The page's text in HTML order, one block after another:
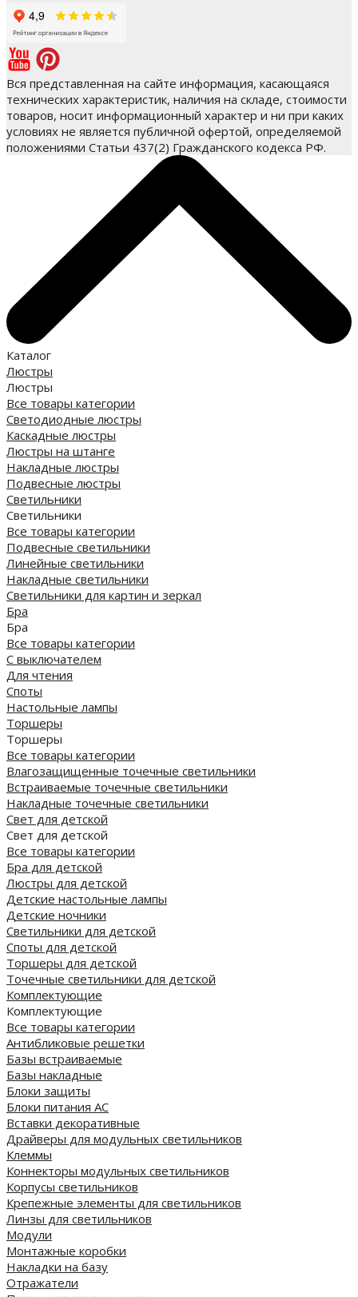
Вся представленная на сайте информация, касающаяся
технических характеристик, наличия на складе, стоимости
товаров, носит информационный характер и ни при каких
условиях не является публичной офертой, определяемой
положениями Статьи 437(2) Гражданского кодекса РФ.
Каталог
Люстры
Люстры
Все товары категории
Светодиодные люстры
Каскадные люстры
Люстры на штанге
Накладные люстры
Подвесные люстры
Светильники
Светильники
Все товары категории
Подвесные светильники
Линейные светильники
Накладные светильники
Светильники для картин и зеркал
Бра
Бра
Все товары категории
С выключателем
Для чтения
Споты
Настольные лампы
Торшеры
Торшеры
Все товары категории
Влагозащищенные точечные светильники
Встраиваемые точечные светильники
Накладные точечные светильники
Свет для детской
Свет для детской
Все товары категории
Бра для детской
Люстры для детской
Детские настольные лампы
Детские ночники
Светильники для детской
Споты для детской
Торшеры для детской
Точечные светильники для детской
Комплектующие
Комплектующие
Все товары категории
Антибликовые решетки
Базы встраиваемые
Базы накладные
Блоки защиты
Блоки питания AC
Вставки декоративные
Драйверы для модульных светильников
Клеммы
Коннекторы модульных светильников
Корпусы светильников
Крепежные элементы для светильников
Линзы для светильников
Модули
Монтажные коробки
Накладки на базу
Отражатели